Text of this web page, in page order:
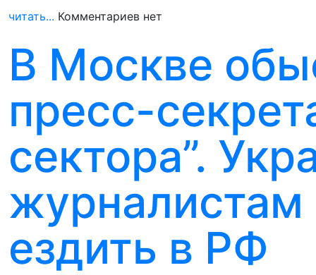
читать... Комментариев нет
В Москве
пресс-
сектора”.
журналистам
ездить в РФ